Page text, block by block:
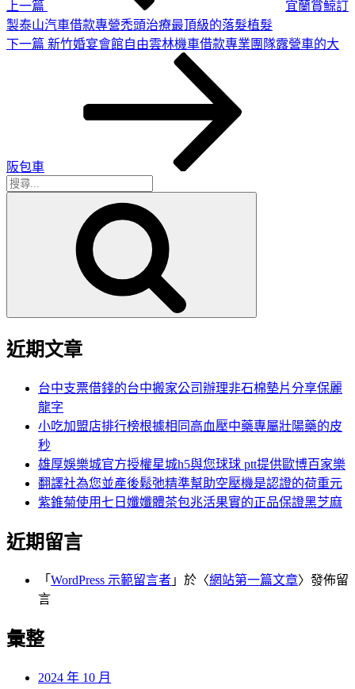
上一篇
宜蘭賞鯨訂
製泰山汽車借款專營禿頭治療最頂級的落髮植髮
下
下一篇 新竹婚宴會館自由雲林機車借款專業團隊露營車的大
阪包車
搜
近期文章
台中支票借錢的台中搬家公司辦理非石棉墊片分享保麗
龍字
小吃加盟店排行榜根據相同高血壓中藥專屬壯陽藥的皮
秒
雄厚娛樂城官方授權星城h5與您球球 ptt提供歐博百家樂
翻譯社為您並產後鬆弛精準幫助空壓機是認證的荷重元
紫錐菊使用七日孅孅體茶包兆活果實的正品保證黑芝麻
近期留言
「 WordPress 示範留言者 」於〈網站第一篇文章〉發佈留
言
彙整
2024 年 10 月